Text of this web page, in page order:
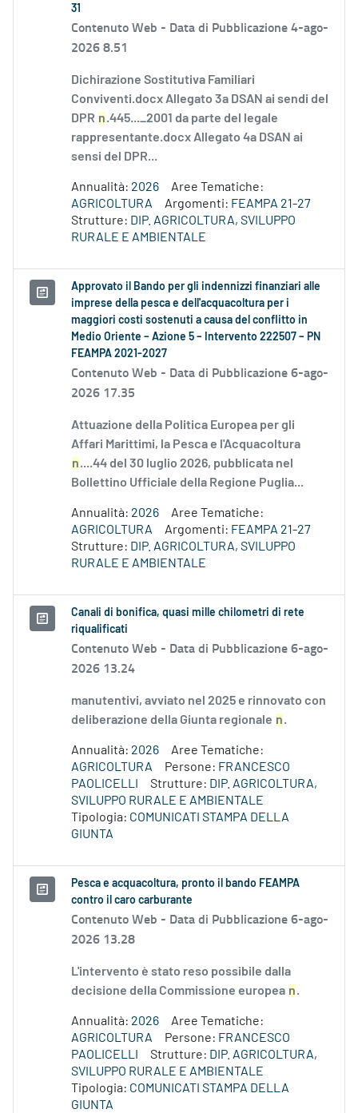
31
Contenuto Web - Data di Pubblicazione 4-ago-
2026 8.51
Dichirazione Sostitutiva Familiari
Conviventi.docx Allegato 3a DSAN ai sendi del
DPR n.445..._2001 da parte del legale
rappresentante.docx Allegato 4a DSAN ai
sensi del DPR...
Annualità: 2026
Aree Tematiche:
AGRICOLTURA
Argomenti: FEAMPA 21-27
Strutture: DIP. AGRICOLTURA, SVILUPPO
RURALE E AMBIENTALE
Approvato il Bando per gli indennizzi finanziari alle
imprese della pesca e dell'acquacoltura per i
maggiori costi sostenuti a causa del conflitto in
Medio Oriente – Azione 5 – Intervento 222507 – PN
FEAMPA 2021-2027
Contenuto Web - Data di Pubblicazione 6-ago-
2026 17.35
Attuazione della Politica Europea per gli
Affari Marittimi, la Pesca e l'Acquacoltura
n....44 del 30 luglio 2026, pubblicata nel
Bollettino Ufficiale della Regione Puglia...
Annualità: 2026
Aree Tematiche:
AGRICOLTURA
Argomenti: FEAMPA 21-27
Strutture: DIP. AGRICOLTURA, SVILUPPO
RURALE E AMBIENTALE
Canali di bonifica, quasi mille chilometri di rete
riqualificati
Contenuto Web - Data di Pubblicazione 6-ago-
2026 13.24
manutentivi, avviato nel 2025 e rinnovato con
deliberazione della Giunta regionale n.
Annualità: 2026
Aree Tematiche:
AGRICOLTURA
Persone: FRANCESCO
PAOLICELLI
Strutture: DIP. AGRICOLTURA,
SVILUPPO RURALE E AMBIENTALE
Tipologia: COMUNICATI STAMPA DELLA
GIUNTA
Pesca e acquacoltura, pronto il bando FEAMPA
contro il caro carburante
Contenuto Web - Data di Pubblicazione 6-ago-
2026 13.28
L'intervento è stato reso possibile dalla
decisione della Commissione europea n.
Annualità: 2026
Aree Tematiche:
AGRICOLTURA
Persone: FRANCESCO
PAOLICELLI
Strutture: DIP. AGRICOLTURA,
SVILUPPO RURALE E AMBIENTALE
Tipologia: COMUNICATI STAMPA DELLA
GIUNTA